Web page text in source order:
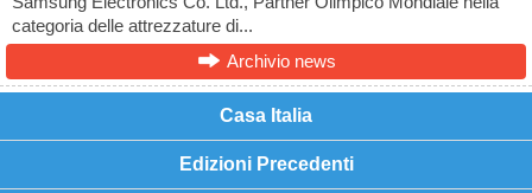
categoria delle attrezzature di...
Archivio news
Casa Italia
Edizioni Precedenti